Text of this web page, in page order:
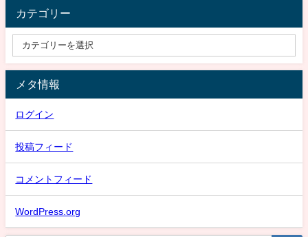
カテゴリー
メタ情報
ログイン
投稿フィード
コメントフィード
WordPress.org